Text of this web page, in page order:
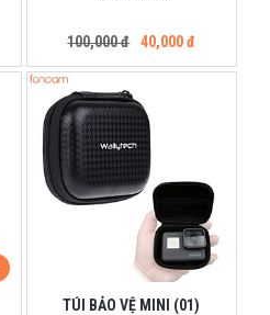
100,000 đ 40,000 đ
TÚI BẢO VỆ MINI (01)